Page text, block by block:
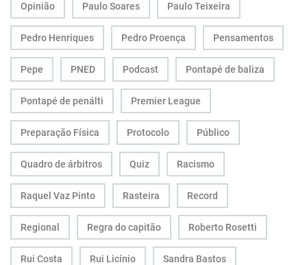
Opinião Paulo Soares Paulo Teixeira
Pedro Henriques Pedro Proença Pensamentos
Pepe PNED Podcast Pontapé de baliza
Pontapé de penálti Premier League
Preparação Física Protocolo Público
Quadro de árbitros Quiz Racismo
Raquel Vaz Pinto Rasteira Record
Regional Regra do capitão Roberto Rosetti
Rui Costa Rui Licínio Sandra Bastos